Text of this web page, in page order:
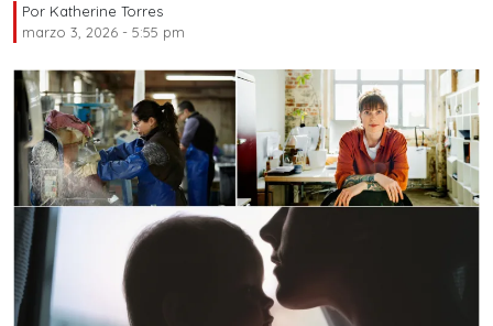
Por Katherine Torres
marzo 3, 2026 - 5:55 pm